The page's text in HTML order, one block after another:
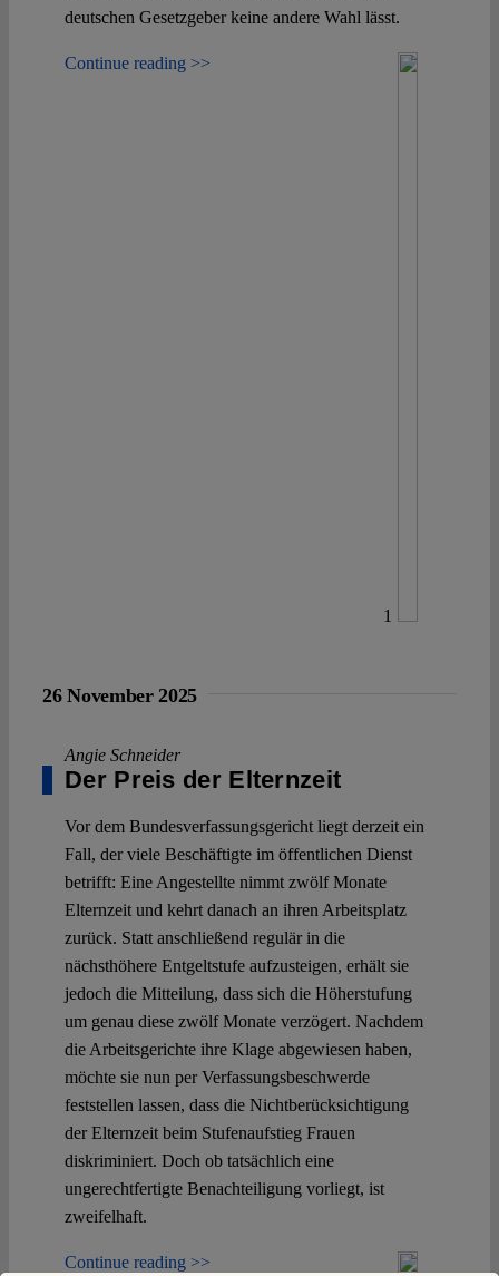
deutschen Gesetzgeber keine andere Wahl lässt.
Continue reading >>
1
26 November 2025
Angie Schneider
Der Preis der Elternzeit
Vor dem Bundesverfassungsgericht liegt derzeit ein
Fall, der viele Beschäftigte im öffentlichen Dienst
betrifft: Eine Angestellte nimmt zwölf Monate
Elternzeit und kehrt danach an ihren Arbeitsplatz
zurück. Statt anschließend regulär in die
nächsthöhere Entgeltstufe aufzusteigen, erhält sie
jedoch die Mitteilung, dass sich die Höherstufung
um genau diese zwölf Monate verzögert. Nachdem
die Arbeitsgerichte ihre Klage abgewiesen haben,
möchte sie nun per Verfassungsbeschwerde
feststellen lassen, dass die Nichtberücksichtigung
der Elternzeit beim Stufenaufstieg Frauen
diskriminiert. Doch ob tatsächlich eine
ungerechtfertigte Benachteiligung vorliegt, ist
zweifelhaft.
Continue reading >>